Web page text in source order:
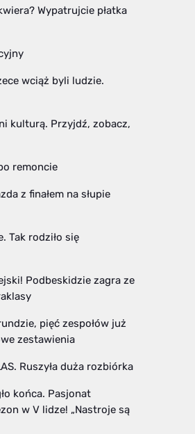
Wypatrujcie płatka
wciąż byli ludzie.
kulturą. Przyjdź, zobacz,
remoncie
z finałem na słupie
Tak rodziło się
Podbeskidzie zagra ze
pięć zespołów już
zestawienia
Ruszyła duża rozbiórka
końca. Pasjonat
w V lidze! „Nastroje są